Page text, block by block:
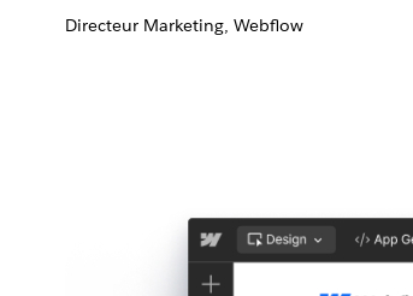
Directeur Marketing, Webflow